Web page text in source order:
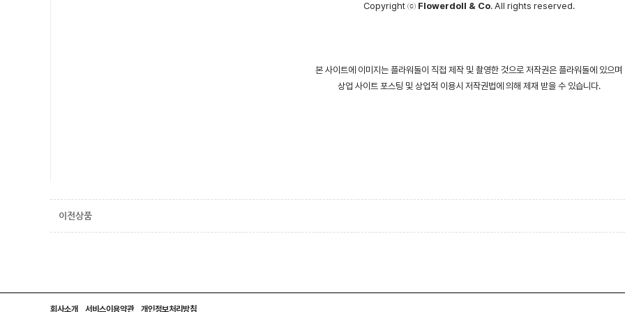
Copyright ⓒ Flowerdoll & Co. All rights reserved.
본 사이트에 이미지는 플라워돌이 직접 제작 및 촬영한 것으로 저작권은 플라워돌에 있으며
상업 사이트 포스팅 및 상업적 이용시 저작권법에 의해 제재 받을 수 있습니다.
이전상품
회사소개 서비스이용약관 개인정보처리방침